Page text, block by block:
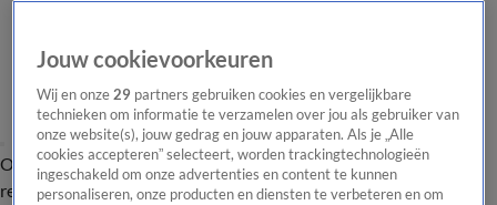
Overzicht Laatste nieuws Regionieuws Het beste van Hart
Tip de
redactie
Jouw cookievoorkeuren
Wij en onze29 partners gebruiken cookies en vergelijkbare
technieken om informatie te verzamelen over jou als gebruiker van
onze website(s), jouw gedrag en jouw apparaten. Als je „Alle
cookies accepteren” selecteert, worden trackingtechnologieën
ingeschakeld om onze advertenties en content te kunnen
personaliseren, onze producten en diensten te verbeteren en om